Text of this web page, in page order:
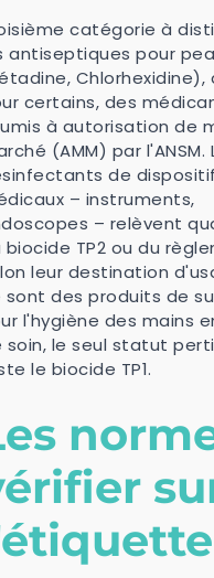
catégorie à
antiseptiques pour
Chlorhexidine),
certains, des
à autorisation de
(AMM) par l'ANSM.
de
– instruments,
– relèvent
biocide TP2 ou du
leur destination
sont des produits de
l'hygiène des mains
soin, le seul statut
le biocide TP1.